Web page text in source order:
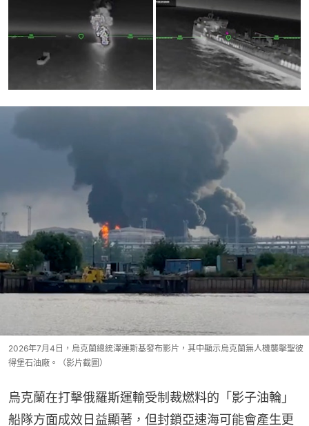
2026年7月4日，烏克蘭總統澤連斯基發布影片，其中顯示烏克蘭無人機襲擊聖彼
得堡石油廠。（影片截圖）
烏克蘭在打擊俄羅斯運輸受制裁燃料的「影子油輪」
船隊方面成效日益顯著，但封鎖亞速海可能會產生更